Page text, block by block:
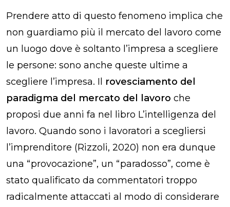
Prendere atto di questo fenomeno implica che
non guardiamo più il mercato del lavoro come
un luogo dove è soltanto l’impresa a scegliere
le persone: sono anche queste ultime a
scegliere l’impresa. Il rovesciamento del
paradigma del mercato del lavoro che
proposi due anni fa nel libro L’intelligenza del
lavoro. Quando sono i lavoratori a scegliersi
l’imprenditore (Rizzoli, 2020) non era dunque
una “provocazione”, un “paradosso”, come è
stato qualificato da commentatori troppo
radicalmente attaccati al modo di considerare